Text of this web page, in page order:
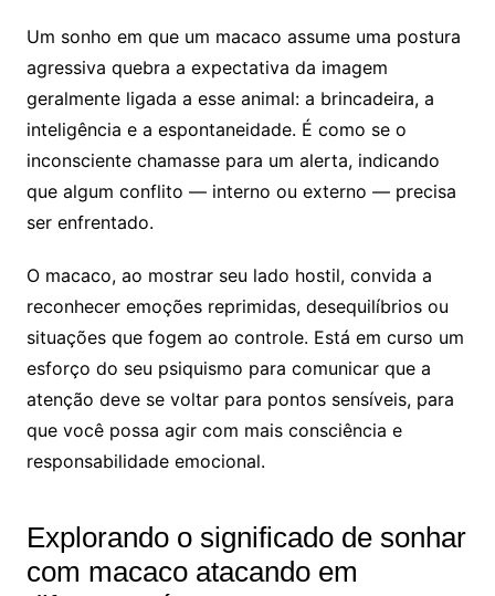
Um sonho em que um macaco assume uma postura
agressiva quebra a expectativa da imagem
geralmente ligada a esse animal: a brincadeira, a
inteligência e a espontaneidade. É como se o
inconsciente chamasse para um alerta, indicando
que algum conflito — interno ou externo — precisa
ser enfrentado.
O macaco, ao mostrar seu lado hostil, convida a
reconhecer emoções reprimidas, desequilíbrios ou
situações que fogem ao controle. Está em curso um
esforço do seu psiquismo para comunicar que a
atenção deve se voltar para pontos sensíveis, para
que você possa agir com mais consciência e
responsabilidade emocional.
Explorando o significado de sonhar
com macaco atacando em